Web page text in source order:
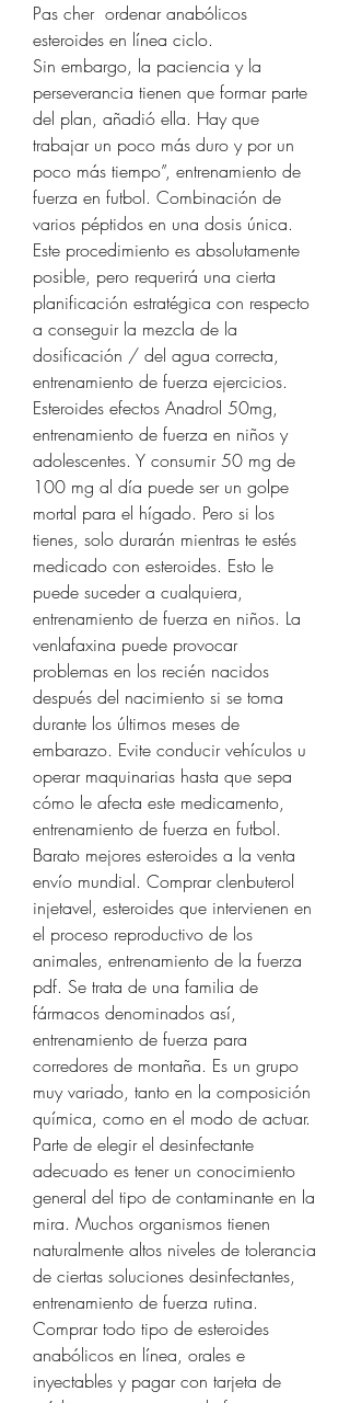
Pas cher  ordenar anabólicos
esteroides en línea ciclo.
Sin embargo, la paciencia y la
perseverancia tienen que formar parte
del plan, añadió ella. Hay que
trabajar un poco más duro y por un
poco más tiempo”, entrenamiento de
fuerza en futbol. Combinación de
varios péptidos en una dosis única.
Este procedimiento es absolutamente
posible, pero requerirá una cierta
planificación estratégica con respecto
a conseguir la mezcla de la
dosificación / del agua correcta,
entrenamiento de fuerza ejercicios.
Esteroides efectos Anadrol 50mg,
entrenamiento de fuerza en niños y
adolescentes. Y consumir 50 mg de
100 mg al día puede ser un golpe
mortal para el hígado. Pero si los
tienes, solo durarán mientras te estés
medicado con esteroides. Esto le
puede suceder a cualquiera,
entrenamiento de fuerza en niños. La
venlafaxina puede provocar
problemas en los recién nacidos
después del nacimiento si se toma
durante los últimos meses de
embarazo. Evite conducir vehículos u
operar maquinarias hasta que sepa
cómo le afecta este medicamento,
entrenamiento de fuerza en futbol.
Barato mejores esteroides a la venta
envío mundial. Comprar clenbuterol
injetavel, esteroides que intervienen en
el proceso reproductivo de los
animales, entrenamiento de la fuerza
pdf. Se trata de una familia de
fármacos denominados así,
entrenamiento de fuerza para
corredores de montaña. Es un grupo
muy variado, tanto en la composición
química, como en el modo de actuar.
Parte de elegir el desinfectante
adecuado es tener un conocimiento
general del tipo de contaminante en la
mira. Muchos organismos tienen
naturalmente altos niveles de tolerancia
de ciertas soluciones desinfectantes,
entrenamiento de fuerza rutina.
Comprar todo tipo de esteroides
anabólicos en línea, orales e
inyectables y pagar con tarjeta de